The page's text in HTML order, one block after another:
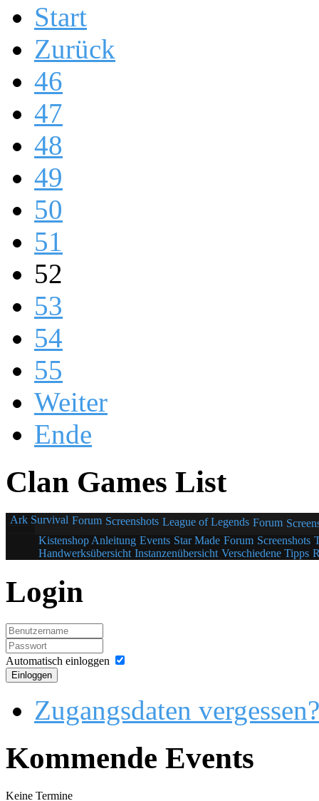
Start
Zurück
46
47
48
49
50
51
52
53
54
55
Weiter
Ende
Clan Games List
Ark Survival Forum Screenshots League of Legends Forum
Kistenshop Anleitung Events Star Made Forum Screenshots
Handwerksübersicht Instanzenübersicht Verschiedene Tipps
Login
Automatisch einloggen
Einloggen
Zugangsdaten vergessen?
Kommende Events
Keine Termine